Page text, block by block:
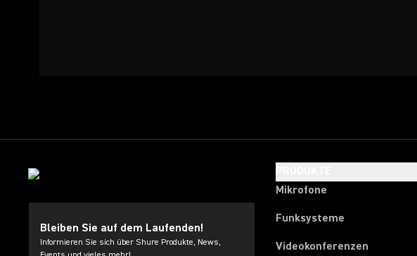
Bleiben Sie auf dem Laufenden!
Informieren Sie sich über Shure Produkte, News,
Mikrofone
Funksysteme
Videokonferenzen